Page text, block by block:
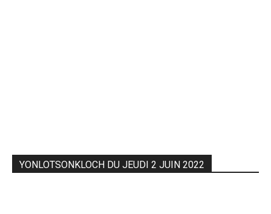
YONLOTSONKLOCH DU JEUDI 2 JUIN 2022